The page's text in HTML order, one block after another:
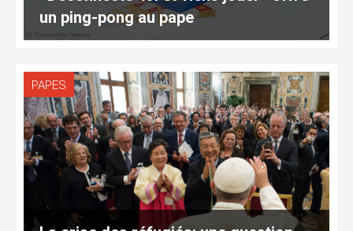
un ping-pong au pape
PAPES